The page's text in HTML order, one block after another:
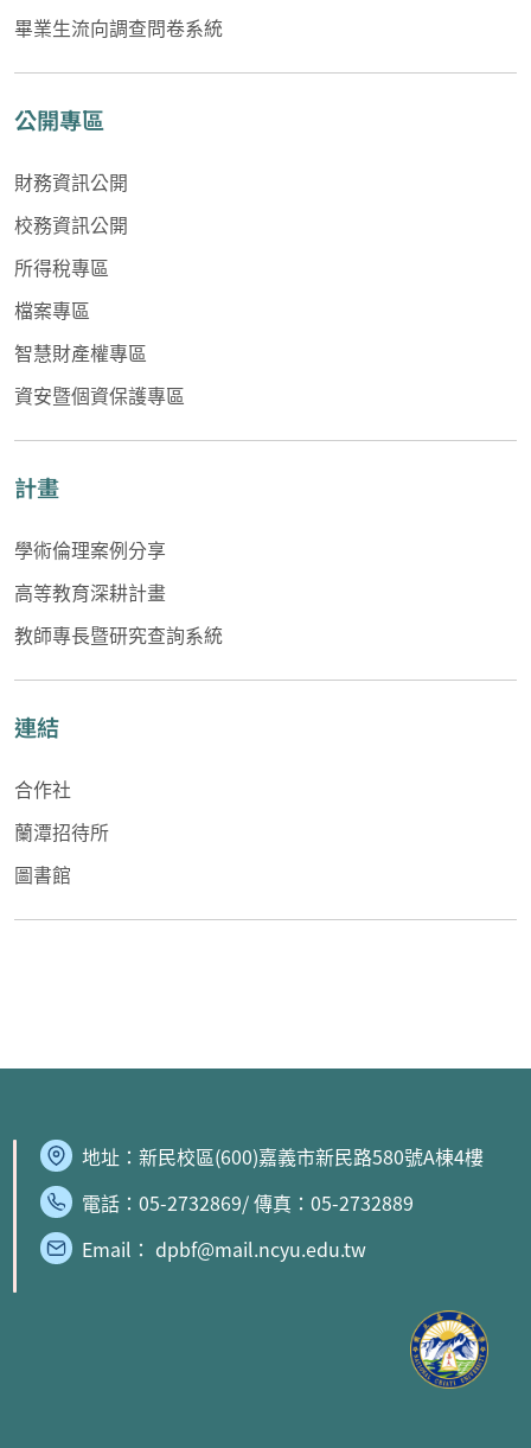
畢業生流向調查問卷系統
公開專區
財務資訊公開
校務資訊公開
所得稅專區
檔案專區
智慧財產權專區
資安暨個資保護專區
計畫
學術倫理案例分享
高等教育深耕計畫
教師專長暨研究查詢系統
連結
合作社
蘭潭招待所
圖書館
地址： 新民校區(600)嘉義市新民路580號A棟4樓
電話：05-2732869/ 傳真：05-2732889
Email： dpbf@mail.ncyu.edu.tw